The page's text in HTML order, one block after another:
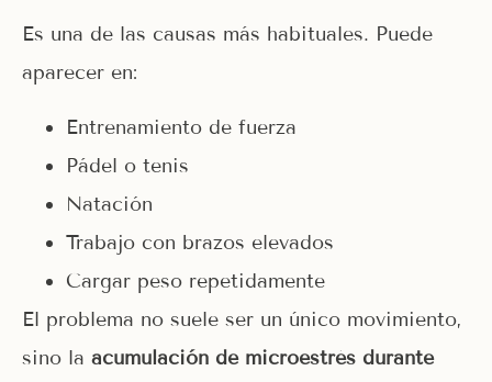
Es una de las causas más habituales. Puede
aparecer en:
Entrenamiento de fuerza
Pádel o tenis
Natación
Trabajo con brazos elevados
Cargar peso repetidamente
El problema no suele ser un único movimiento,
sino la acumulación de microestrés durante